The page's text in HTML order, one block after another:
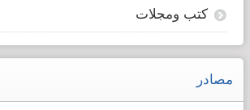
كتب ومجلات
مصادر